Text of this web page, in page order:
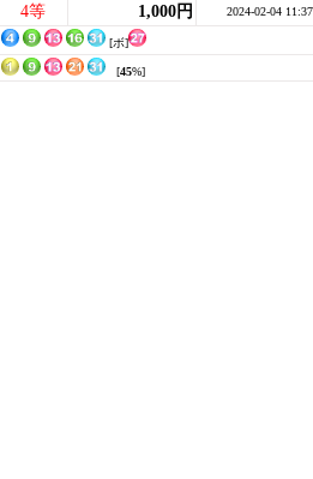
4等 1,000円 2024-02-04 11:37
[ボ]
[45%]